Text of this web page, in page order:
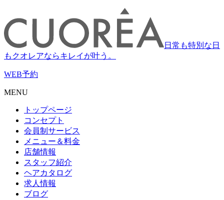
日常も特別な日
もクオレアならキレイが叶う。
WEB予約
MENU
トップページ
コンセプト
会員制サービス
メニュー＆料金
店舗情報
スタッフ紹介
ヘアカタログ
求人情報
ブログ